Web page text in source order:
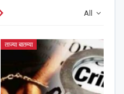
All
ताज्या बातम्या